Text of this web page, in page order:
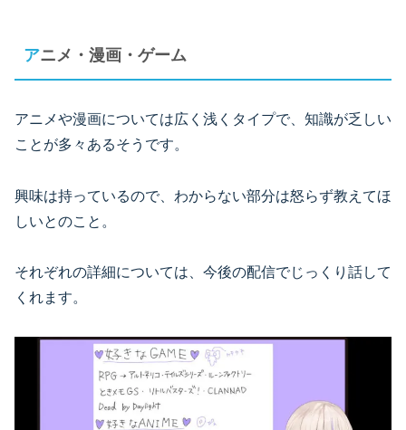
アニメ・漫画・ゲーム
アニメや漫画については広く浅くタイプで、知識が乏しい
ことが多々あるそうです。
興味は持っているので、わからない部分は怒らず教えてほ
しいとのこと。
それぞれの詳細については、今後の配信でじっくり話して
くれます。